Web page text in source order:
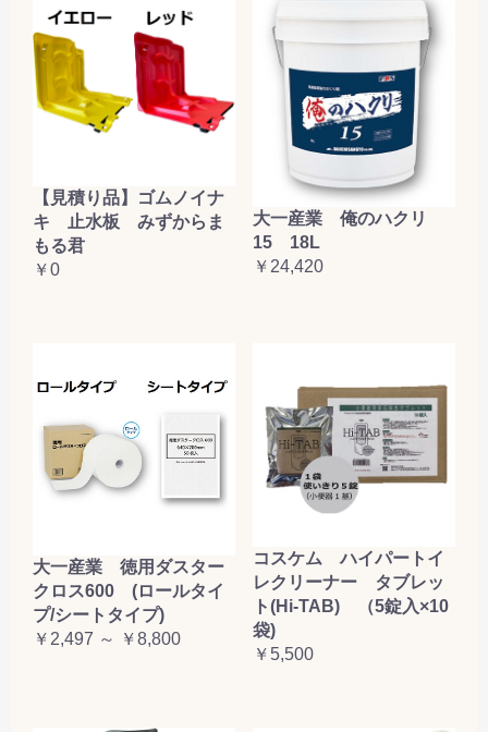
【見積り品】ゴムノイナ
キ 止水板 みずからま
もる君
￥0
大一産業 俺のハクリ
15 18L
￥24,420
大一産業 徳用ダスター
クロス600 (ロールタイ
プ/シートタイプ)
￥2,497 ～ ￥8,800
コスケム ハイパートイ
レクリーナー タブレッ
ト(Hi-TAB) （5錠入×10
袋)
￥5,500